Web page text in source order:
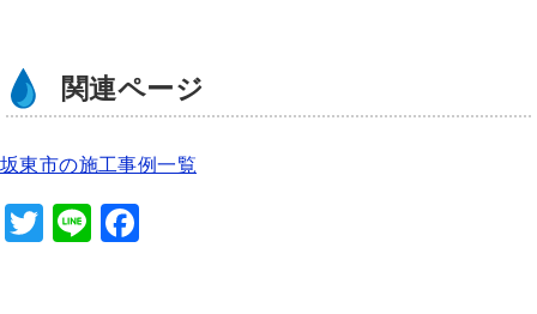
関連ページ
坂東市の施工事例一覧
T
Li